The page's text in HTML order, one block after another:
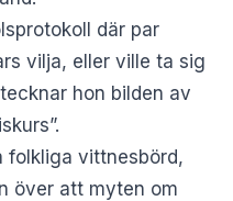
där par
vilja, eller ville ta sig
hon bilden av
folkliga vittnesbörd,
över att myten om